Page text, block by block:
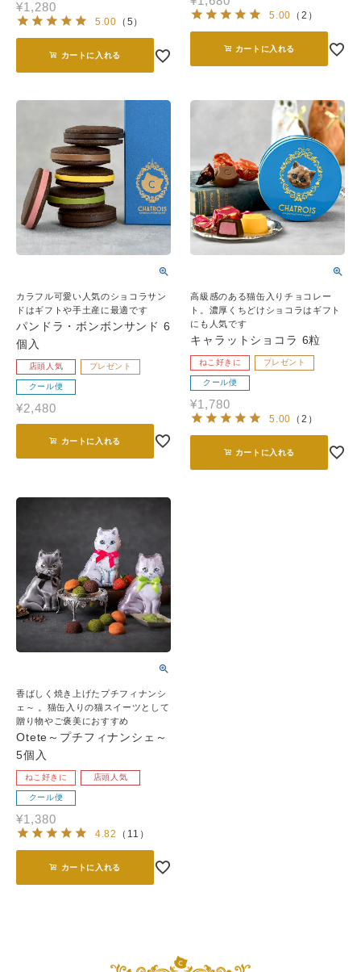
¥1,280
5.00 （ 5 ）
カートに入れる
5.00 （ 2 ）
カートに入れる
カラフル可愛い人気のショコラサン
ドはギフトや手土産に最適です
パンドラ・ボンボンサンド 6
個入
店頭人気 プレゼント
クール便
¥2,480
カートに入れる
高級感のある猫缶入りチョコレー
ト。濃厚くちどけショコラはギフト
にも人気です
キャラットショコラ 6粒
ねこ好きに プレゼント
クール便
¥1,780
5.00 （ 2 ）
カートに入れる
香ばしく焼き上げたプチフィナンシ
ェ～ 。猫缶入りの猫スイーツとして
贈り物やご褒美におすすめ
Otete～プチフィナンシェ～
5個入
ねこ好きに 店頭人気
クール便
¥1,380
4.82 （ 11 ）
カートに入れる